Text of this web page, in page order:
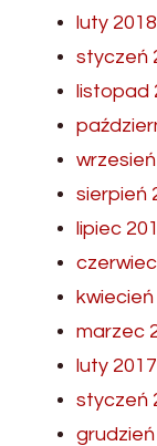
luty 2018
styczeń
listopad
sierpień
lipiec
kwiecień
marzec
luty 2017
styczeń
grudzień